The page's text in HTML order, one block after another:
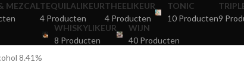
MEZCALTEQUILALIKEUR
4 Producten
THEELIKEUR
4 Producten
TONIC
10 Producten9
WHISKYLIKEUR
8 Producten
WIJN
40 Producten
8.41%